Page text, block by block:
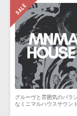
グルーヴと雰囲気のバラ
なミニマルハウスサウン